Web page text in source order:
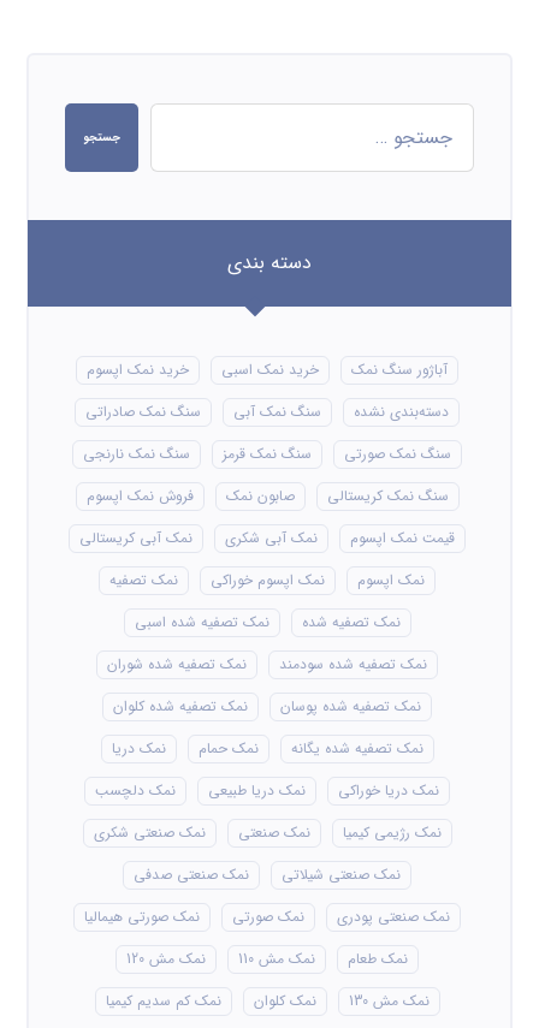
جستجو
دسته بندی
آباژور سنگ نمک خرید نمک اسبی
خرید نمک اپسوم
دسته‌بندی نشده
سنگ نمک آبی
سنگ نمک صادراتی
سنگ نمک صورتی
سنگ نمک قرمز
سنگ نمک نارنجی
سنگ نمک کریستالی
صابون نمک
فروش نمک اپسوم
قیمت نمک اپسوم
نمک آبی شکری
نمک آبی کریستالی
نمک اپسوم
نمک اپسوم خوراکی
نمک تصفیه
نمک تصفیه شده
نمک تصفیه شده اسبی
نمک تصفیه شده سودمند
نمک تصفیه شده شوران
نمک تصفیه شده پوسان
نمک تصفیه شده کلوان
نمک تصفیه شده یگانه
نمک حمام
نمک دریا
نمک دریا خوراکی
نمک دریا طبیعی
نمک دلچسب
نمک رژیمی کیمیا
نمک صنعتی
نمک صنعتی شکری
نمک صنعتی شیلاتی
نمک صنعتی صدفی
نمک صنعتی پودری
نمک صورتی
نمک صورتی هیمالیا
نمک طعام
نمک مش 110
نمک مش 120
نمک مش 130
نمک کلوان
نمک کم سدیم کیمیا